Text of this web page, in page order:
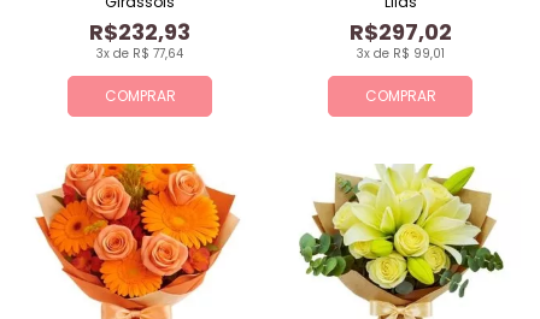
COMPRAR
3x de R$ 77,64
R$232,93
COMPRAR
3x de R$ 99,01
R$297,02